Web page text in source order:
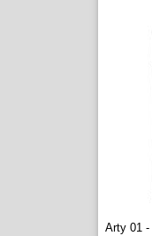
Arty 01 -